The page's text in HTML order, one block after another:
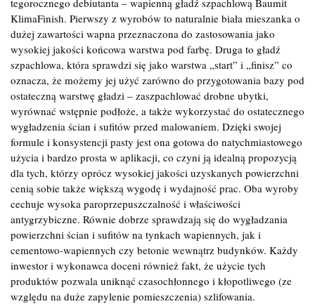
KlimaFinish. Pierwszy z wyrobów to naturalnie biała mieszanka o
dużej zawartości wapna przeznaczona do zastosowania jako
wysokiej jakości końcowa warstwa pod farbę. Druga to gładź
szpachlowa, która sprawdzi się jako warstwa „start” i „finisz” co
oznacza, że możemy jej użyć zarówno do przygotowania bazy pod
ostateczną warstwę gładzi – zaszpachlować drobne ubytki,
wyrównać wstępnie podłoże, a także wykorzystać do ostatecznego
wygładzenia ścian i sufitów przed malowaniem. Dzięki swojej
formule i konsystencji pasty jest ona gotowa do natychmiastowego
użycia i bardzo prosta w aplikacji, co czyni ją idealną propozycją
dla tych, którzy oprócz wysokiej jakości uzyskanych powierzchni
cenią sobie także większą wygodę i wydajność prac. Oba wyroby
cechuje wysoka paroprzepuszczalność i właściwości
antygrzybiczne. Równie dobrze sprawdzają się do wygładzania
powierzchni ścian i sufitów na tynkach wapiennych, jak i
cementowo-wapiennych czy betonie wewnątrz budynków. Każdy
inwestor i wykonawca doceni również fakt, że użycie tych
produktów pozwala uniknąć czasochłonnego i kłopotliwego (ze
względu na duże zapylenie pomieszczenia) szlifowania.